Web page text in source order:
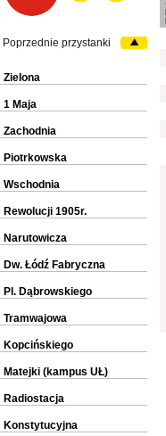
Poprzednie przystanki
Zielona
1 Maja
Zachodnia
Piotrkowska
Wschodnia
Rewolucji 1905r.
Narutowicza
Dw. Łódź Fabryczna
Pl. Dąbrowskiego
Tramwajowa
Kopcińskiego
Matejki (kampus UŁ)
Radiostacja
Konstytucyjna